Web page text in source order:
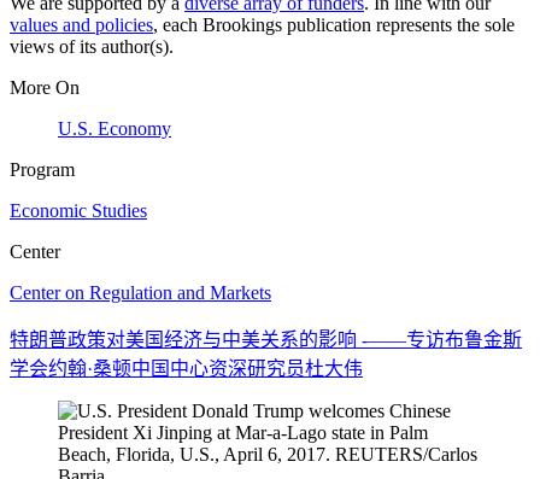
values and policies, each Brookings publication represents the sole
views of its author(s).
More On
U.S. Economy
Program
Economic Studies
Center
Center on Regulation and Markets
特朗普政策对美国经济与中美关系的影响 -——专访布鲁金斯
学会约翰·桑顿中国中心资深研究员杜大伟